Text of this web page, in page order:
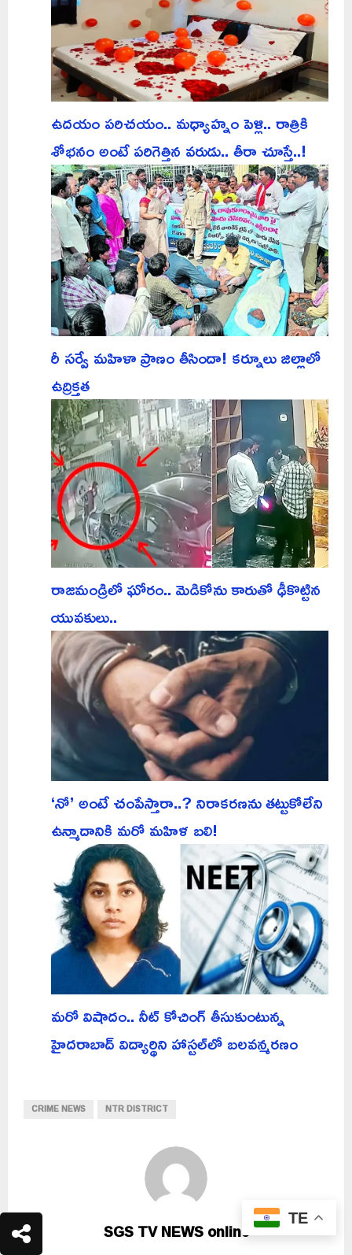
ఉదయం పరిచయం.. మధ్యాహ్నం పెళ్లి.. రాత్రికి
శోభనం అంటే పరిగెత్తిన వరుడు.. తీరా చూస్తే..!
రీ సర్వే మహిళా ప్రాణం తీసిందా! కర్నూలు జిల్లాలో
ఉద్రిక్తత
రాజమండ్రిలో ఘోరం.. మెడికోను కారుతో ఢీకొట్టిన
యువకులు..
‘నో’ అంటే చంపేస్తారా..? నిరాకరణను తట్టుకోలేని
ఉన్మాదానికి మరో మహిళ బలి!
మరో విషాదం.. నీట్ కోచింగ్ తీసుకుంటున్న
హైదరాబాద్ విద్యార్థిని హాస్టల్‌లో బలవన్మరణం
CRIME NEWS NTR DISTRICT
SGS TV NEWS online
TE